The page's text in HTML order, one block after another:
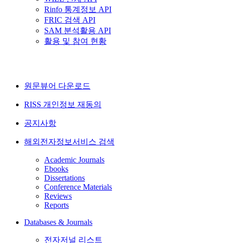
Rinfo 통계정보 API
FRIC 검색 API
SAM 분석활용 API
활용 및 참여 현황
원문뷰어 다운로드
RISS 개인정보 재동의
공지사항
해외전자정보서비스 검색
Academic Journals
Ebooks
Dissertations
Conference Materials
Reviews
Reports
Databases & Journals
전자저널 리스트